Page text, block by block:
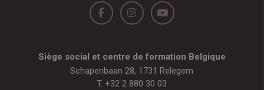
Siège social et centre de formation Belgique
Schapenbaan 28, 1731 Relegem
T. +32 2 880 30 03